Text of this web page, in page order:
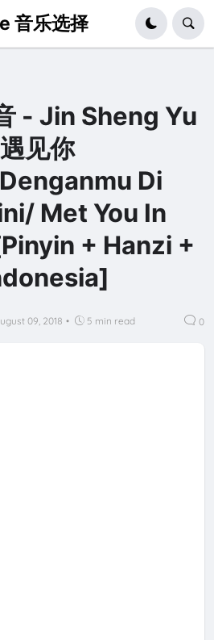
音乐选择
- Jin Sheng Yu
见你
Di
Met You In
+ Hanzi +
09, 2018 • 5 min read 0